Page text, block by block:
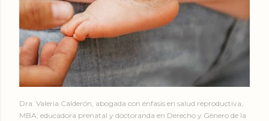
Dra. Valeria Calderón, abogada con énfasis en salud reproductiva;
MBA; educadora prenatal y doctoranda en Derecho y Género de la